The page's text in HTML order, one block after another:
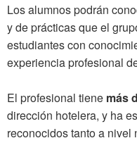
Los alumnos podrán
y de prácticas que el
estudiantes con
experiencia profesional
El profesional tiene más
dirección hotelera, y ha
reconocidos tanto a